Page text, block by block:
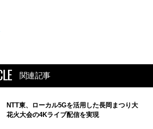
関連記事
NTT東、ローカル5Gを活用した長岡まつり大
花火大会の4Kライブ配信を実現